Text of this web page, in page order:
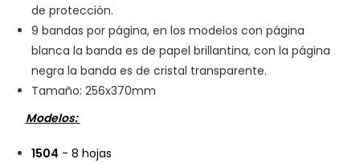
de protección.
9 bandas por página, en los modelos con página
blanca la banda es de papel brillantina, con la página
negra la banda es de cristal transparente.
Tamaño: 256x370mm
Modelos:
1504 - 8 hojas